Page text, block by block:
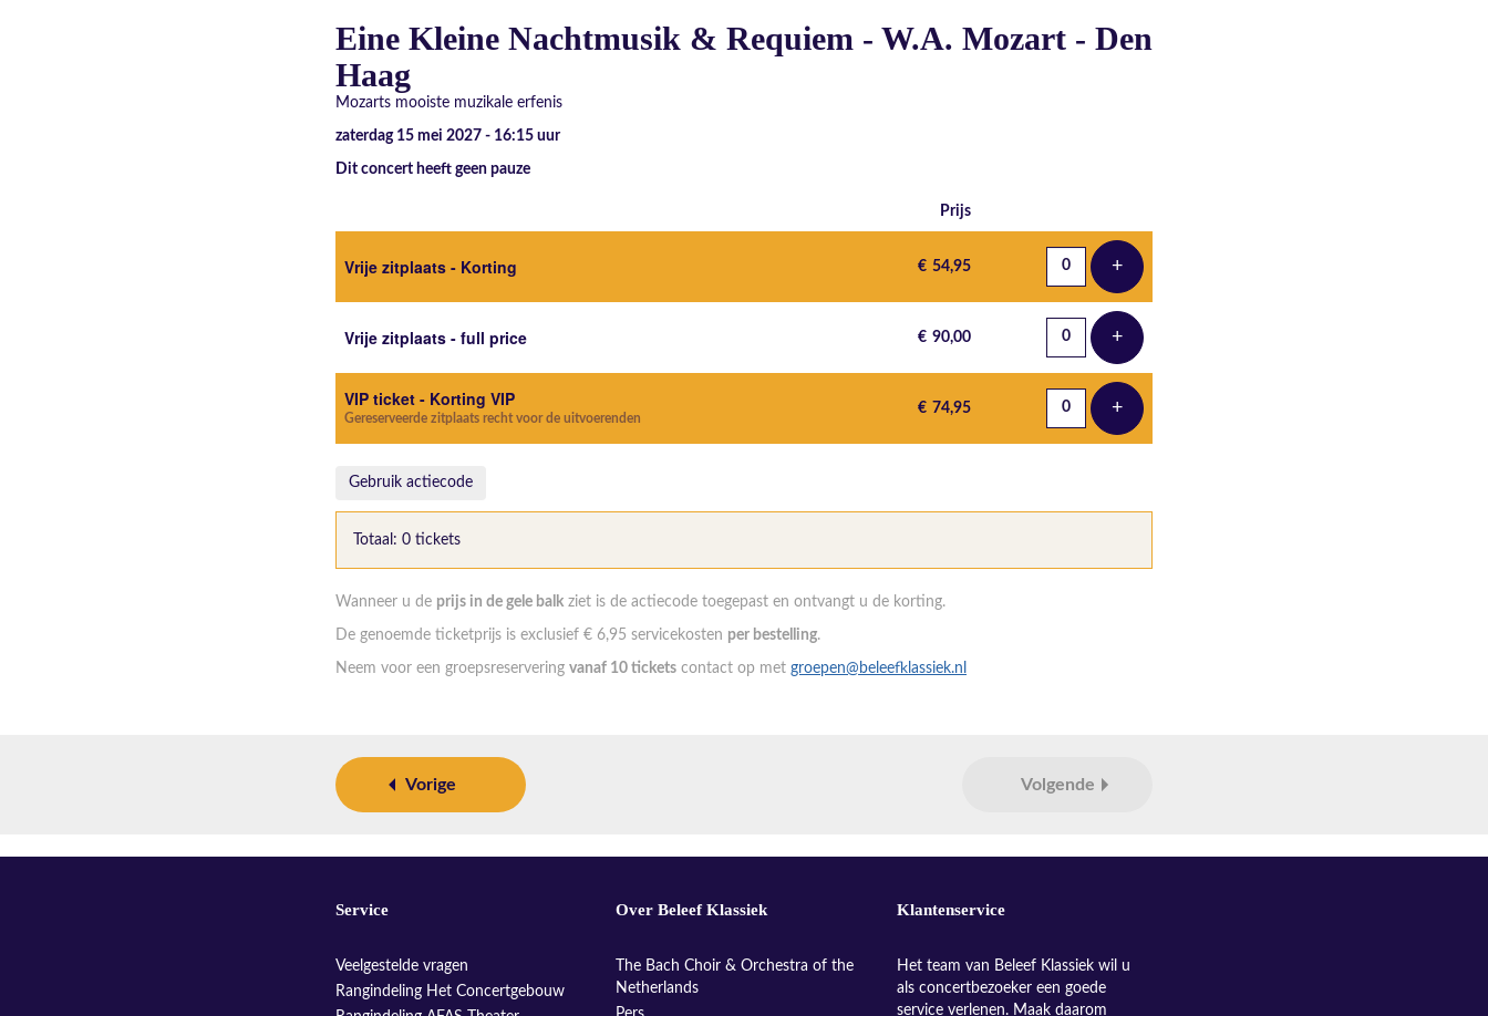
Eine Kleine Nachtmusik & Requiem - W.A. Mozart - Den
Haag
Mozarts mooiste muzikale erfenis
zaterdag 15 mei 2027 - 16:15 uur
Dit concert heeft geen pauze
Prijs
Vrije zitplaats - Korting € 54,95 +Voeg ticket toe
Vrije zitplaats - full price € 90,00 +Voeg ticket toe
VIP ticket - Korting VIP
Gereserveerde zitplaats recht voor de uitvoerenden
€ 74,95 +Voeg ticket toe
Gebruik actiecode
Totaal: 0 tickets
Wanneer u de prijs in de gele balk ziet is de actiecode toegepast en ontvangt u de korting.
De genoemde ticketprijs is exclusief € 6,95 servicekosten per bestelling.
Neem voor een groepsreservering vanaf 10 tickets contact op met groepen@beleefklassiek.nl
Vorige Volgende
Service
Veelgestelde vragen
Rangindeling Het Concertgebouw
Over Beleef Klassiek
The Bach Choir & Orchestra of the
Netherlands
Klantenservice
Het team van Beleef Klassiek wil u
als concertbezoeker een goede
service verlenen. Maak daarom